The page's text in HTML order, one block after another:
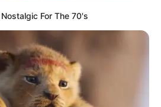
jelentene. Ez komoly
bérszintekhez képest,
For The 70's